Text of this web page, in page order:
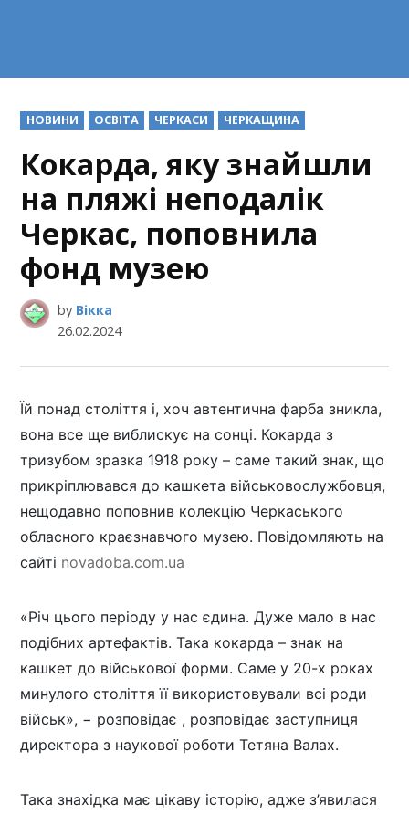
POSTED
IN
НОВИНИ ОСВІТА ЧЕРКАСИ ЧЕРКАЩИНА
Кокарда, яку знайшли
на пляжі неподалік
Черкас, поповнила
фонд музею
by Вікка
26.02.2024
Їй понад століття і, хоч автентична фарба зникла,
вона все ще виблискує на сонці. Кокарда з
тризубом зразка 1918 року – саме такий знак, що
прикріплювався до кашкета військовослужбовця,
нещодавно поповнив колекцію Черкаського
обласного краєзнавчого музею. Повідомляють на
сайті novadoba.com.ua
«Річ цього періодуу нас єдина. Дуже мало в нас
подібних артефактів. Така кокарда – знак на
кашкет до військової форми. Саме у 20-х роках
минулого століття її використовували всі роди
військ», − розповідає , розповідає заступниця
директора з наукової роботи Тетяна Валах.
Така знахідка має цікаву історію, адже з’явилася